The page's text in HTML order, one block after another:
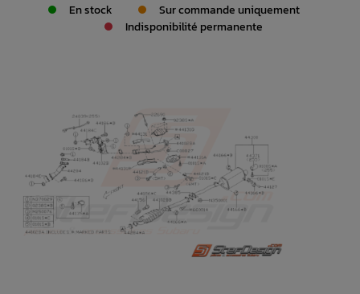
En stock
Sur commande uniquement
Indisponibilité permanente